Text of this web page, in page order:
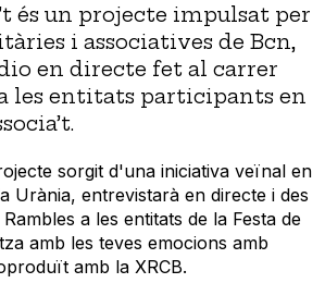
és un projecte impulsat per
i associatives de Bcn,
en directe fet al carrer
les entitats participants en
sorgit d'una iniciativa veïnal en
Urània, entrevistarà en directe i des
a les entitats de la Festa de
amb les teves emocions amb
amb la XRCB.